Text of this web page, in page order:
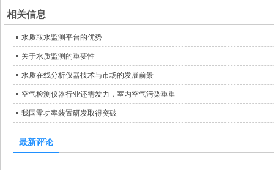
相关信息
水质取水监测平台的优势
关于水质监测的重要性
水质在线分析仪器技术与市场的发展前景
空气检测仪器行业还需发力，室内空气污染重重
我国零功率装置研发取得突破
最新评论